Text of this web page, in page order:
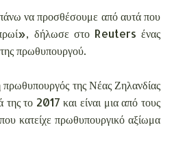
να προσθέσουμε από αυτά που
δήλωσε στο Reuters ένας
πρωθυπουργού.
της Νέας Ζηλανδίας
το 2017 και είναι μια από τους
που κατείχε πρωθυπουργικό αξίωμα